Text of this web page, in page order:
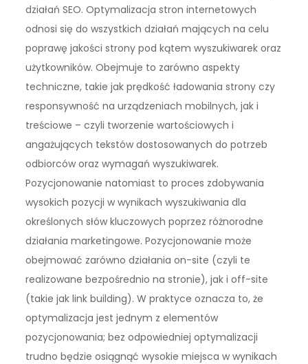
działań SEO. Optymalizacja stron internetowych
odnosi się do wszystkich działań mających na celu
poprawę jakości strony pod kątem wyszukiwarek oraz
użytkowników. Obejmuje to zarówno aspekty
techniczne, takie jak prędkość ładowania strony czy
responsywność na urządzeniach mobilnych, jak i
treściowe – czyli tworzenie wartościowych i
angażujących tekstów dostosowanych do potrzeb
odbiorców oraz wymagań wyszukiwarek.
Pozycjonowanie natomiast to proces zdobywania
wysokich pozycji w wynikach wyszukiwania dla
określonych słów kluczowych poprzez różnorodne
działania marketingowe. Pozycjonowanie może
obejmować zarówno działania on-site (czyli te
realizowane bezpośrednio na stronie), jak i off-site
(takie jak link building). W praktyce oznacza to, że
optymalizacja jest jednym z elementów
pozycjonowania; bez odpowiedniej optymalizacji
trudno będzie osiągnąć wysokie miejsca w wynikach